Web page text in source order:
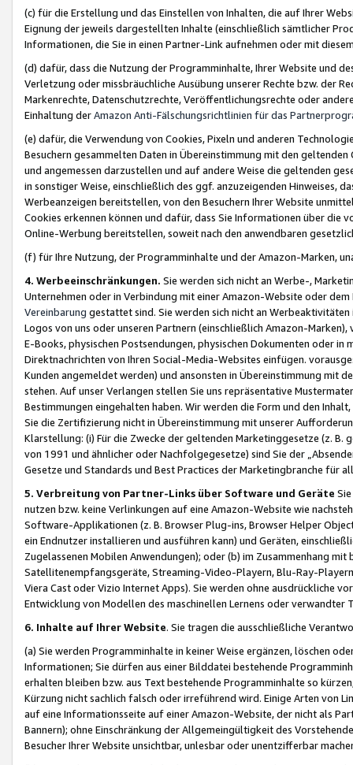
(c) für die Erstellung und das Einstellen von Inhalten, die auf Ihrer
Eignung der jeweils dargestellten Inhalte (einschließlich sämtlicher
Informationen, die Sie in einen Partner-Link aufnehmen oder mit
(d) dafür, dass die Nutzung der Programminhalte, Ihrer Website und
Verletzung oder missbräuchliche Ausübung unserer Rechte bzw. der
Markenrechte, Datenschutzrechte, Veröffentlichungsrechte oder
Einhaltung derAmazon Anti-Fälschungsrichtlinien für das
(e) dafür, die Verwendung von Cookies, Pixeln und anderen
Besuchern gesammelten Daten in Übereinstimmung mit den
und angemessen darzustellen und auf andere Weise die geltenden
in sonstiger Weise, einschließlich des ggf. anzuzeigenden Hinweises,
Werbeanzeigen bereitstellen, von den Besuchern Ihrer Website
Cookies erkennen können und dafür, dass Sie Informationen über die
Online-Werbung bereitstellen, soweit nach den anwendbaren
(f) für Ihre Nutzung, der Programminhalte und der Amazon-Marken,
4. Werbeeinschränkungen. Sie werden sich nicht an Werbe-,
Unternehmen oder in Verbindung mit einer Amazon-Website oder
Vereinbarung gestattet sind. Sie werden sich nicht an
Logos von uns oder unseren Partnern (einschließlich Amazon-
E-Books, physischen Postsendungen, physischen Dokumenten oder in
Direktnachrichten von Ihren Social-Media-Websites einfügen.
Kunden angemeldet werden) und ansonsten in Übereinstimmung mit
stehen. Auf unser Verlangen stellen Sie uns repräsentative
Bestimmungen eingehalten haben. Wir werden die Form und den
Sie die Zertifizierung nicht in Übereinstimmung mit unserer
Klarstellung: (i) Für die Zwecke der geltenden Marketinggesetze (z. B.
von 1991 und ähnlicher oder Nachfolgegesetze) sind Sie der
Gesetze und Standards und Best Practices der Marketingbranche für
5. Verbreitung von Partner-Links über Software und Geräte
nutzen bzw. keine Verlinkungen auf eine Amazon-Website wie
Software-Applikationen (z. B. Browser Plug-ins, Browser Helper
ein Endnutzer installieren und ausführen kann) und Geräten,
Zugelassenen Mobilen Anwendungen); oder (b) im Zusammenhang
Satellitenempfangsgeräte, Streaming-Video-Playern, Blu-Ray-
Viera Cast oder Vizio Internet Apps). Sie werden ohne ausdrückliche
Entwicklung von Modellen des maschinellen Lernens oder
6. Inhalte auf Ihrer Website. Sie tragen die ausschließliche
(a) Sie werden Programminhalte in keiner Weise ergänzen, löschen
Informationen; Sie dürfen aus einer Bilddatei bestehende
erhalten bleiben bzw. aus Text bestehende Programminhalte so
Kürzung nicht sachlich falsch oder irreführend wird. Einige Arten von
auf eine Informationsseite auf einer Amazon-Website, der nicht als
Bannern); ohne Einschränkung der Allgemeingültigkeit des
Besucher Ihrer Website unsichtbar, unlesbar oder unentzifferbar